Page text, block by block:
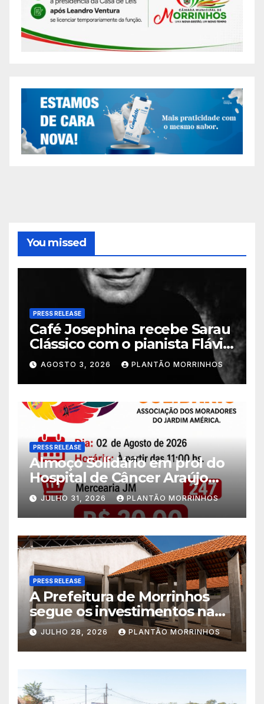
You missed
PRESS RELEASE
Café Josephina recebe Sarau
Clássico com o pianista Flávio
Varani nesta terça-feira
AGOSTO 3, 2026 PLANTÃO MORRINHOS
PRESS RELEASE
Almoço Solidário em prol do
Hospital de Câncer Araújo
Jorge é realizado no Jardim
América
JULHO 31, 2026 PLANTÃO MORRINHOS
PRESS RELEASE
A Prefeitura de Morrinhos
segue os investimentos na
educação. A obra da Escola
Municipal Eudóxio de
Figueiredo avança em ritmo
acelerado e já ganha forma.
JULHO 28, 2026 PLANTÃO MORRINHOS